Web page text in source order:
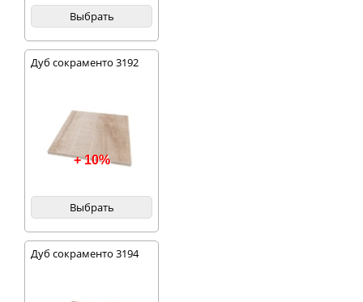
Выбрать
Дуб сокраменто 3192
+ 10%
Выбрать
Дуб сокраменто 3194